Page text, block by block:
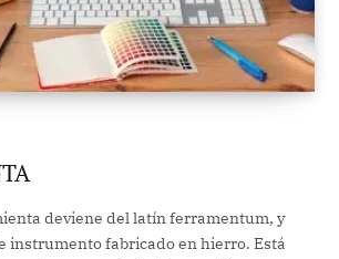
deviene del latín ferramentum, y
instrumento fabricado en hierro. Está